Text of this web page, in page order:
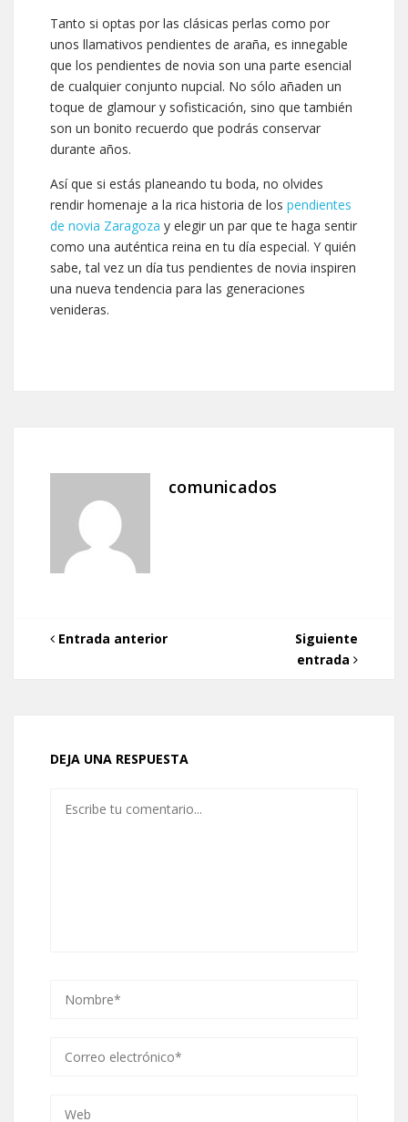
Tanto si optas por las clásicas perlas como por
unos llamativos pendientes de araña, es innegable
que los pendientes de novia son una parte esencial
de cualquier conjunto nupcial. No sólo añaden un
toque de glamour y sofisticación, sino que también
son un bonito recuerdo que podrás conservar
durante años.
Así que si estás planeando tu boda, no olvides
rendir homenaje a la rica historia de los pendientes
de novia Zaragoza y elegir un par que te haga sentir
como una auténtica reina en tu día especial. Y quién
sabe, tal vez un día tus pendientes de novia inspiren
una nueva tendencia para las generaciones
venideras.
comunicados
Entrada anterior
Siguiente
entrada
DEJA UNA RESPUESTA